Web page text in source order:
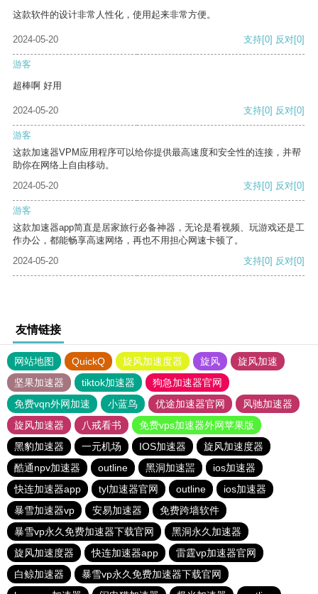
这款软件的设计非常人性化，使用起来非常方便。
2024-05-20 支持[0] 反对[0]
游客
超棒啊 好用
2024-05-20 支持[0] 反对[0]
游客
这款加速器VPM应用程序可以给你提供最高速度和安全性的连接，并帮
助你在网络上自由移动。
2024-05-20
支持[0] 反对[0]
游客
这款加速器app简直是居家旅行必备神器，无论是看视频、玩游戏还是工
作办公，都能畅享高速网络，再也不用担心网速卡顿了。
2024-05-20
支持[0] 反对[0]
友情链接
网站地图 QuickQ 旋风加速度器 旋风
旋风加速
坚果加速器
tiktok加速器
狗急加速器官网
免费vqn外网加速
小蓝鸟 优途加速器官网
风驰加速器
旋风加速器
八戒看书
免费vps加速器外网苹果版
黑豹加速器
一元机场 IOS加速器
旋风加速度器
酷通npv加速器
outline 黑洞加速噐
ios加速器
快连加速器app
tyl加速器官网 outline
ios加速器
暴雪加速器vp
安易加速器
免费跨墙软件
暴雪vp永久免费加速器下载官网
黑洞永久加速器
旋风加速度器
快连加速器app
雷霆vp加速器官网
白鲸加速器
暴雪vp永久免费加速器下载官网